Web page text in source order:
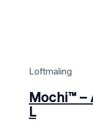
Loftmaling
Mochi™ –
L